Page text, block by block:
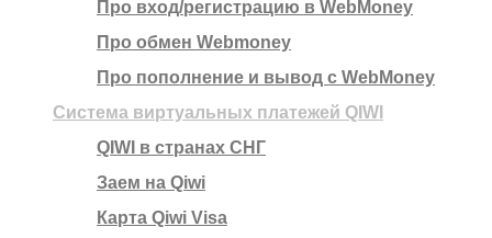
Про вход/регистрацию в WebMoney
Про обмен Webmoney
Про пополнение и вывод с WebMoney
Система виртуальных платежей QIWI
QIWI в странах СНГ
Заем на Qiwi
Карта Qiwi Visa